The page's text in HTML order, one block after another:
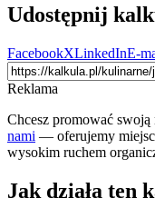
Udostępnij
FacebookXLinkedInE-
Reklama
Chcesz promować
nami — oferujemy
wysokim ruchem
Jak działa ten